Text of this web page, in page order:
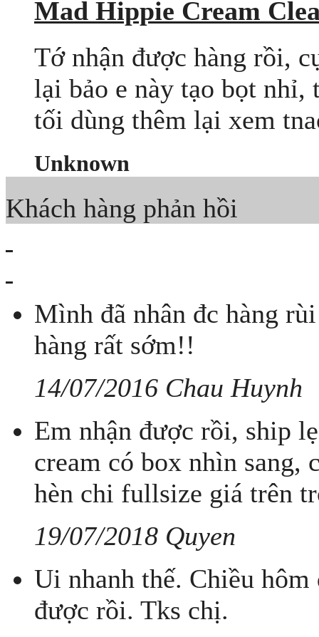
Mad Hippie Cream
Tớ nhận được hàng rồi,
lại bảo e này tạo bọt nhỉ,
tối dùng thêm lại xem
Unknown
Khách hàng phản hồi
Mình đã nhân đc hàng
hàng rất sớm!!
14/07/2016 Chau Huynh
Em nhận được rồi, ship
cream có box nhìn sang,
hèn chi fullsize giá trên
19/07/2018 Quyen
Ui nhanh thế. Chiều hôm
được rồi. Tks chị.